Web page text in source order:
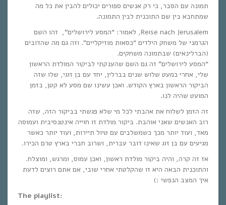
תמונה עם הסבר, כי רק אנשים ספורים יכולים להבין את כל מה
שמתחבא בין שם התוכנית לבין התמונה.
Reise nach Jerusalem, לאמור: “המסע לירושלים”, זהו השם
הגרמני של משחק הילדים “כסאות מוזיקליים”. וזה גם מה שהדובים
(הברלינאים) שבתמונה משחקים.
“המסע לירושלים” זה גם השם שהענקתי לביקור המולדת הראשון
שלי, אחרי כמעט שלוש שנים בברלין, יחד עם בן זוגי, שלו שזה
הביקור הראשון בארץ הקודש. ואכן עשינו שם מסע לא קטן, בזמן
המועט שהיה לנו.
זה הזמן לשלוח את אהבתי לכל מי שלא פגשתי בביקור הזה, שזה
רוב האנשים שאני אוהבת. ביקור מולדת זו חוייה אינטנסיבית ועמוסה
מאד, ועוד יותר מכך כשמשלבים עם טיול תיירות, ועוד יותר כאשר
מגיעים עם בן זוג שאינו דובר עברית, ושרוב חברי בארץ טרם הכירו.
אז זה קרה, והיה ביקור מולדת ראשון, ואכן עמוס, ומרגש, ומוצלח.
והתוכנית הבאה היא זו שהקלטתי אחרי שובי, אם אתם רוצים לדעת
איך המצב הנפשי :)
The playlist: